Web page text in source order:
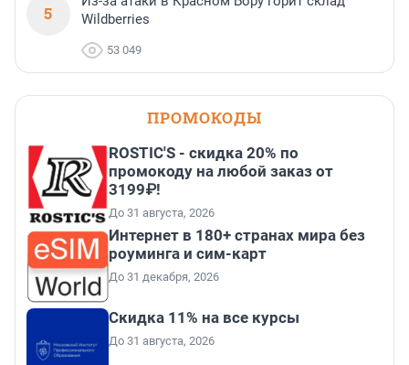
5
Wildberries
53 049
ПРОМОКОДЫ
ROSTIC'S - скидка 20% по
промокоду на любой заказ от
3199₽!
До 31 августа, 2026
Интернет в 180+ странах мира без
роуминга и сим-карт
До 31 декабря, 2026
Скидка 11% на все курсы
До 31 августа, 2026